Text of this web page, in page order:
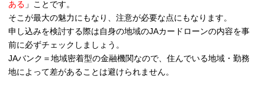
ある 」ことです。
そこが最大の魅力にもなり、注意が必要な点にもなります。
申し込みを検討する際は自身の地域のJAカードローンの内容を事
前に必ずチェックしましょう。
JAバンク＝地域密着型の金融機関なので、住んでいる地域・勤務
地によって差があることは避けられません。